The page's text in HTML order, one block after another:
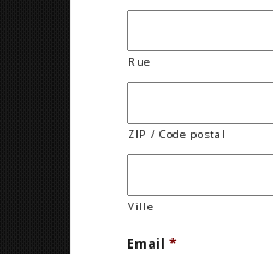
Rue
ZIP / Code postal
Ville
Email *